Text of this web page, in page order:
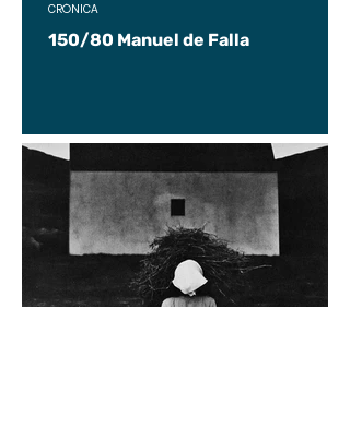
150/80 Manuel de Falla
CRÓNICA